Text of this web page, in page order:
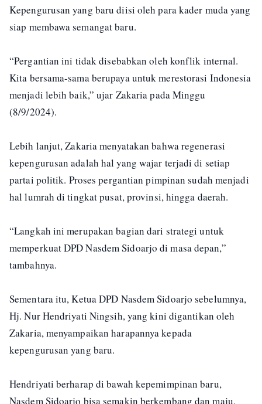
Kepengurusan yang baru diisi oleh para kader muda yang
siap membawa semangat baru.
“Pergantian ini tidak disebabkan oleh konflik internal.
Kita bersama-sama berupaya untuk merestorasi Indonesia
menjadi lebih baik,” ujar Zakaria pada Minggu
(8/9/2024).
Lebih lanjut, Zakaria menyatakan bahwa regenerasi
kepengurusan adalah hal yang wajar terjadi di setiap
partai politik. Proses pergantian pimpinan sudah menjadi
hal lumrah di tingkat pusat, provinsi, hingga daerah.
“Langkah ini merupakan bagian dari strategi untuk
memperkuat DPD Nasdem Sidoarjo di masa depan,”
tambahnya.
Sementara itu, Ketua DPD Nasdem Sidoarjo sebelumnya,
Hj. Nur Hendriyati Ningsih, yang kini digantikan oleh
Zakaria, menyampaikan harapannya kepada
kepengurusan yang baru.
Hendriyati berharap di bawah kepemimpinan baru,
Nasdem Sidoarjo bisa semakin berkembang dan maju.